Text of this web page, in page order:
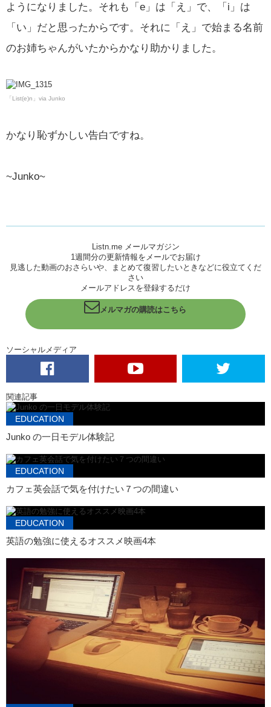
ようになりました。それも「e」は「え」で、「i」は
「い」だと思ったからです。それに「え」で始まる名前
のお姉ちゃんがいたからかなり助かりました。
「List(e)n」via Junko
かなり恥ずかしい告白ですね。
~Junko~
Listn.me メールマガジン
1週間分の更新情報をメールでお届け
見逃した動画のおさらいや、まとめて復習したいときなどに役立てくだ
さい
メールアドレスを登録するだけ
メルマガの購読はこちら
ソーシャルメディア
関連記事
EDUCATION
Junko の一日モデル体験記
EDUCATION
カフェ英会話で気を付けたい７つの間違い
EDUCATION
英語の勉強に使えるオススメ映画4本